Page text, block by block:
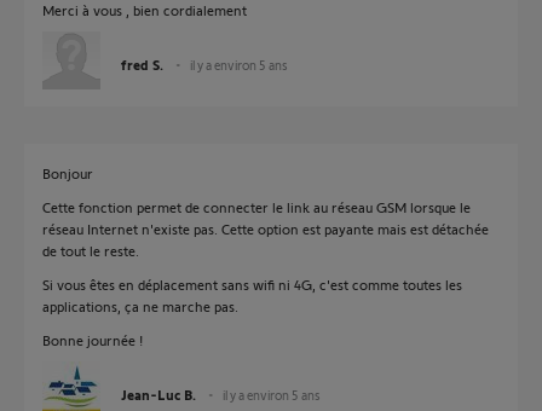
Merci à vous , bien cordialement
fred S. il y a environ 5 ans
Bonjour
Cette fonction permet de connecter le link au réseau GSM lorsque le
réseau Internet n'existe pas. Cette option est payante mais est détachée
de tout le reste.
Si vous êtes en déplacement sans wifi ni 4G, c'est comme toutes les
applications, ça ne marche pas.
Bonne journée !
Jean-Luc B. il y a environ 5 ans